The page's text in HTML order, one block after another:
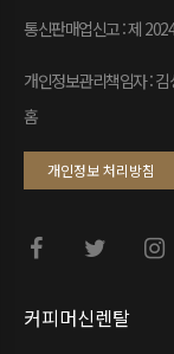
커피머신렌탈
통신판매업신고 : 제
개인정보관리책임자 :
홈
개인정보 처리방침